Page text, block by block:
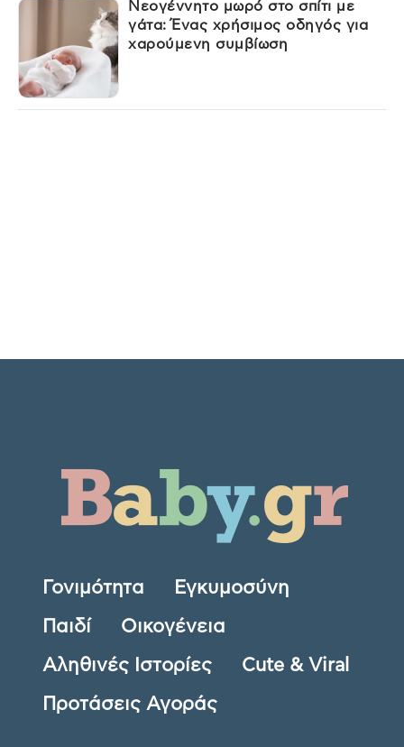
Νεογέννητο μωρό στο σπίτι με
γάτα: Ένας χρήσιμος οδηγός για
χαρούμενη συμβίωση
Γονιμότητα Εγκυμοσύνη
Παιδί Οικογένεια
Αληθινές Ιστορίες Cute & Viral
Προτάσεις Αγοράς